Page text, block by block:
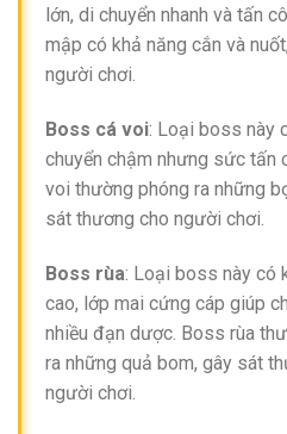
lớn, di chuyển nhanh và tấn
mập có khả năng cắn và
người chơi.
Boss cá voi: Loại boss này
chuyển chậm nhưng sức tấn
voi thường phóng ra những
sát thương cho người chơi.
Boss rùa: Loại boss này có
cao, lớp mai cứng cáp giúp
nhiều đạn dược. Boss rùa
ra những quả bom, gây sát
người chơi.